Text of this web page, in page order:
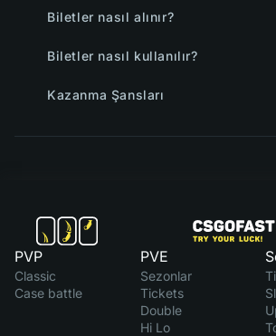
Biletler nasıl alınır?
Biletler nasıl kullanılır?
Kazanma Şansları
PVP
Classic
Case battle
PVE
Sezonlar
Tickets
Double
Hi Lo